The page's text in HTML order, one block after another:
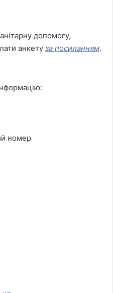
допомогу,
анкету за посиланням.
номер